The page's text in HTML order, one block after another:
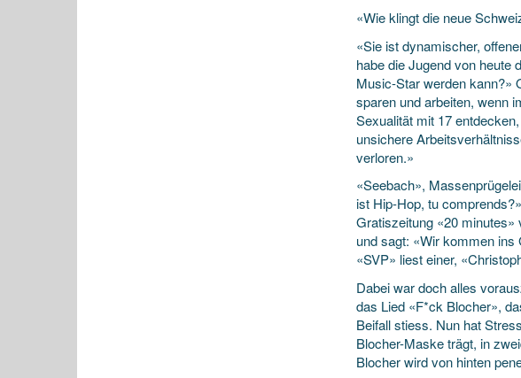
«Wie klingt die neue
«Sie ist dynamischer,
habe die Jugend von heute
Music-Star werden kann?»
sparen und arbeiten, wenn
Sexualität mit 17
unsichere
verloren.»
«Seebach»,
ist Hip-Hop, tu
Gratiszeitung «20
und sagt: «Wir kommen ins
«SVP» liest einer,
Dabei war doch alles
das Lied «F*ck Blocher»,
Beifall stiess. Nun hat
Blocher-Maske trägt, in
Blocher wird von hinten